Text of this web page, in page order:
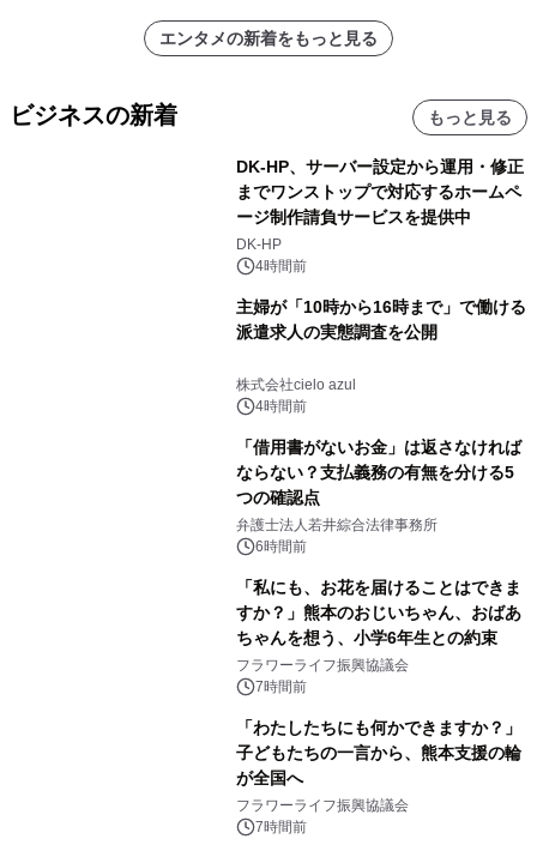
エンタメの新着をもっと見る
ビジネスの新着 もっと見る
DK-HP、サーバー設定から運用・修正
までワンストップで対応するホームペ
ージ制作請負サービスを提供中
DK-HP
4時間前
主婦が「10時から16時まで」で働ける
派遣求人の実態調査を公開
株式会社cielo azul
4時間前
「借用書がないお金」は返さなければ
ならない？支払義務の有無を分ける5
つの確認点
弁護士法人若井綜合法律事務所
6時間前
「私にも、お花を届けることはできま
すか？」熊本のおじいちゃん、おばあ
ちゃんを想う、小学6年生との約束
フラワーライフ振興協議会
7時間前
「わたしたちにも何かできますか？」
子どもたちの一言から、熊本支援の輪
が全国へ
フラワーライフ振興協議会
7時間前